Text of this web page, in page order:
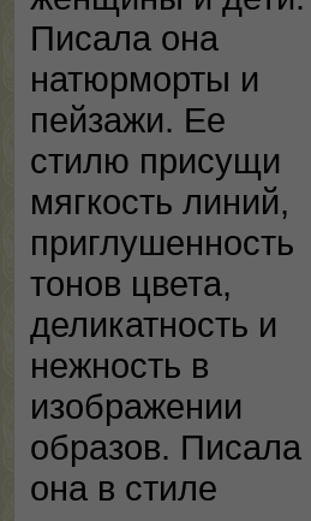
Писала она
натюрморты и
пейзажи. Ее
стилю присущи
мягкость линий,
приглушенность
тонов цвета,
деликатность и
нежность в
изображении
образов. Писала
она в стиле